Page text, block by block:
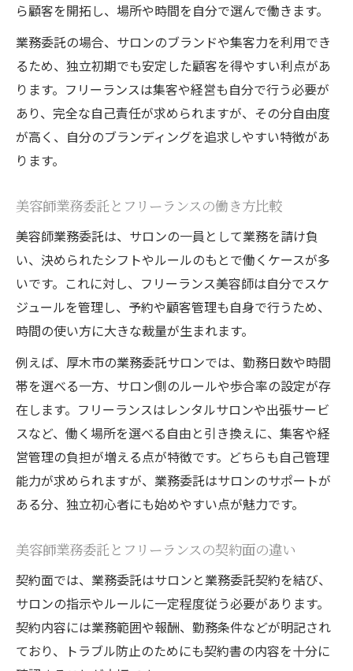
ら顧客を開拓し、場所や時間を自分で選んで働きます。
業務委託の場合、サロンのブランドや集客力を利用でき
るため、独立初期でも安定した顧客を得やすい利点があ
ります。フリーランスは集客や経営も自分で行う必要が
あり、完全な自己責任が求められますが、その分自由度
が高く、自分のブランディングを追求しやすい特徴があ
ります。
美容師業務委託とフリーランスの働き方比較
美容師業務委託は、サロンの一員として業務を請け負
い、決められたシフトやルールのもとで働くケースが多
いです。これに対し、フリーランス美容師は自分でスケ
ジュールを管理し、予約や顧客管理も自身で行うため、
時間の使い方に大きな裁量が生まれます。
例えば、厚木市の業務委託サロンでは、勤務日数や時間
帯を選べる一方、サロン側のルールや歩合率の設定が存
在します。フリーランスはレンタルサロンや出張サービ
スなど、働く場所を選べる自由と引き換えに、集客や経
営管理の負担が増える点が特徴です。どちらも自己管理
能力が求められますが、業務委託はサロンのサポートが
ある分、独立初心者にも始めやすい点が魅力です。
美容師業務委託とフリーランスの契約面の違い
契約面では、業務委託はサロンと業務委託契約を結び、
サロンの指示やルールに一定程度従う必要があります。
契約内容には業務範囲や報酬、勤務条件などが明記され
ており、トラブル防止のためにも契約書の内容を十分に